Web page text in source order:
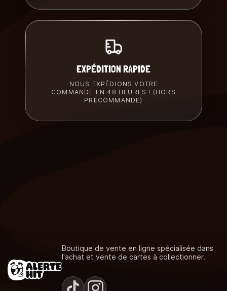
EXPÉDITION RAPIDE
NOUS EXPÉDIONS VOTRE
COMMANDE EN 48 HEURES ! (HORS
PRÉCOMMANDE)
Boutique de vente en ligne spécialisée dans
l'achat et vente de cartes à collectionner.